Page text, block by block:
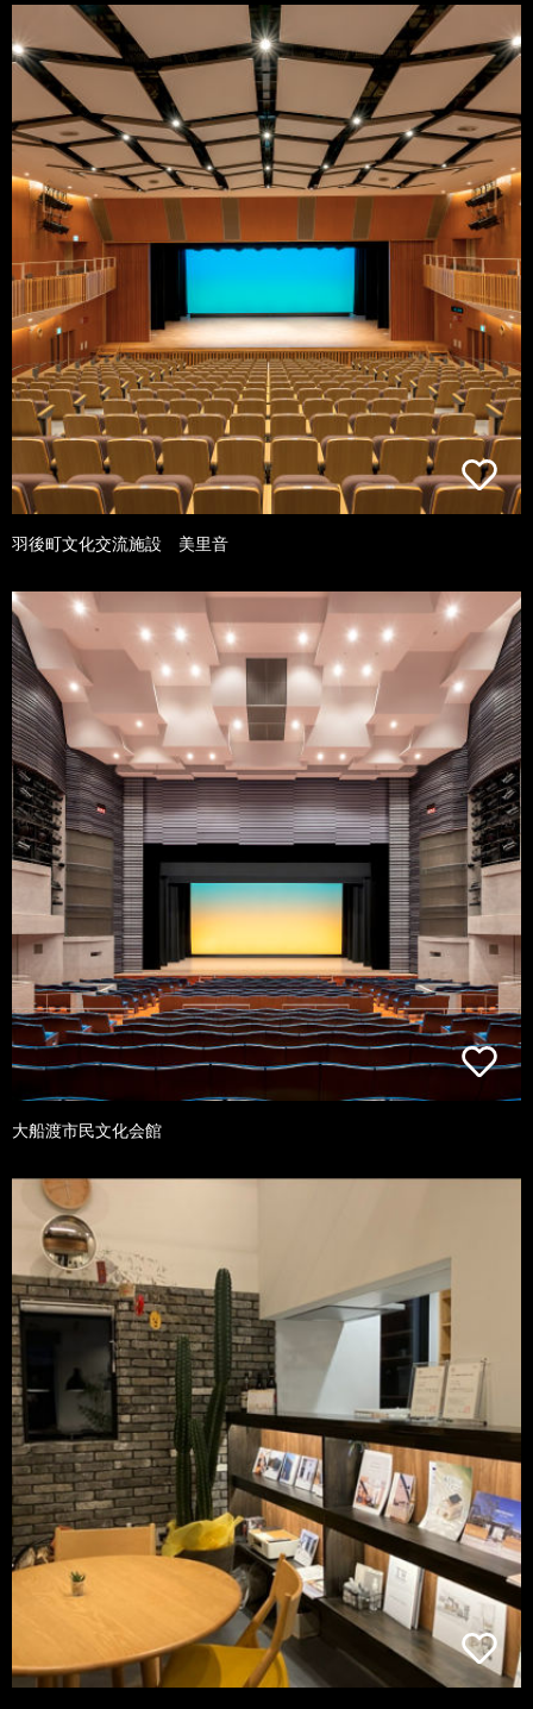
羽後町文化交流施設 美里音
大船渡市民文化会館